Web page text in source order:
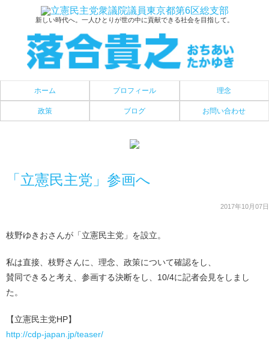
新しい時代へ。一人ひとりが世の中に貢献できる社会を目指して。
ホーム プロフィール 理念
政策 ブログ お問い合わせ
「立憲民主党」参画へ
2017年10月07日
枝野ゆきおさんが「立憲民主党」を設立。
私は直接、枝野さんに、理念、政策について確認をし、
賛同できると考え、参画する決断をし、10/4に記者会見をしまし
た。
【立憲民主党HP】
http://cdp-japan.jp/teaser/